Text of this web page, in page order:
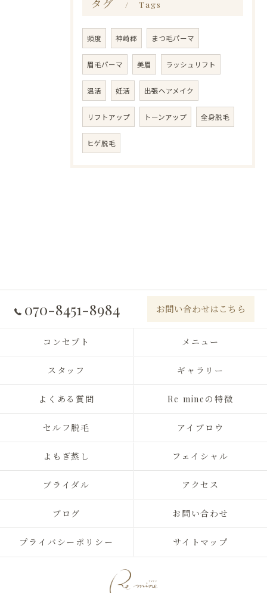
タグ Tags
頻度 神崎郡 まつ毛パーマ
眉毛パーマ 美眉 ラッシュリフト
温活 妊活 出張ヘアメイク
リフトアップ トーンアップ 全身脱毛
ヒゲ脱毛
070-8451-8984 お問い合わせはこちら
コンセプト メニュー
スタッフ ギャラリー
よくある質問 Re mineの特徴
セルフ脱毛 アイブロウ
よもぎ蒸し フェイシャル
ブライダル アクセス
ブログ お問い合わせ
プライバシーポリシー サイトマップ